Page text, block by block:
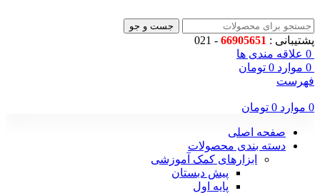
جست و جو
پشتیبانی : 66905651
- 021
0 علاقه مندی ها
0 موارد 0 تومان
فهرست
0 موارد 0 تومان
صفحه اصلی
دسته بندی محصولات
ابزارهای کمک آموزشی
پیش دبستان
پایه اول